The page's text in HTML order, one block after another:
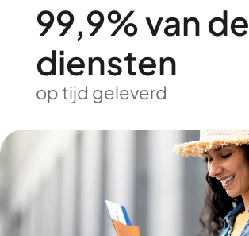
99,9% van de
diensten
op tijd geleverd